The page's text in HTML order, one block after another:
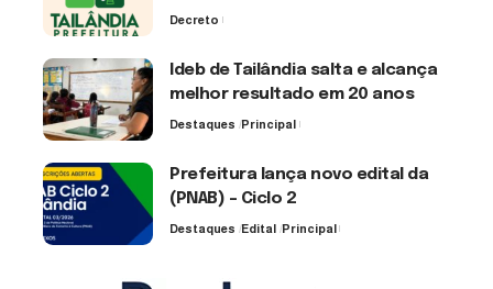
Decreto
Ideb de Tailândia salta e alcança
melhor resultado em 20 anos
Destaques Principal
Prefeitura lança novo edital da
(PNAB) – Ciclo 2
Destaques Edital Principal